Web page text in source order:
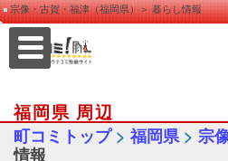
宗像・古賀・福津（福岡県）＞ 暮らし情報
福岡県 周辺
町コミトップ> 福岡県> 宗
情報